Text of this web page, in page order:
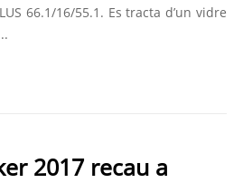
66.1/16/55.1. Es tracta d’un vidre
2017 recau a